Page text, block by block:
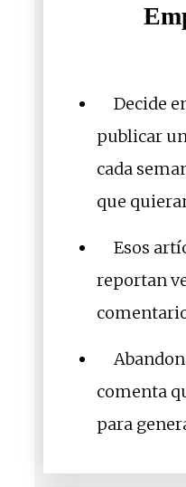
Decide
publicar
cada
que
Esos
reportan
comenta
para